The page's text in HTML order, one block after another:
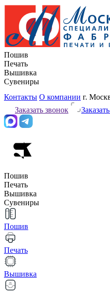
Пошив
Печать
Вышивка
Сувениры
Контакты О компании г.
Заказать звонок
Пошив
Печать
Вышивка
Сувениры
Пошив
Печать
Вышивка